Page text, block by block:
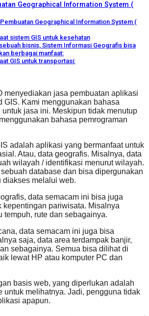
Geographical Information System (
Geographical Information System (
sistem GIS untuk kesehatan
bisnis, Sistem Informasi Geografis bisa
berbagai manfaat:
GIS untuk transportasi:
menyediakan jasa pembuatan aplikasi
GIS. Kami menggunakan bahasa
jasa ini. Meskipun tidak menutup
bahasa pemrograman
adalah aplikasi yang bermanfaat untuk
Atau, data geografis. Misalnya, data
wilayah / identifikasi menurut wilayah.
database dan bisa dipergunakan
melalui web.
data semacam ini bisa juga
kepentingan pariwisata. Misalnya
tempuh, rute dan sebagainya.
data semacam ini juga bisa
saja, data area terdampak banjir,
sebagainya. Semua bisa dilihat di
lewat HP atau komputer PC dan
basis web, yang diperlukan adalah
untuk melihatnya. Jadi, pengguna tidak
apapun.